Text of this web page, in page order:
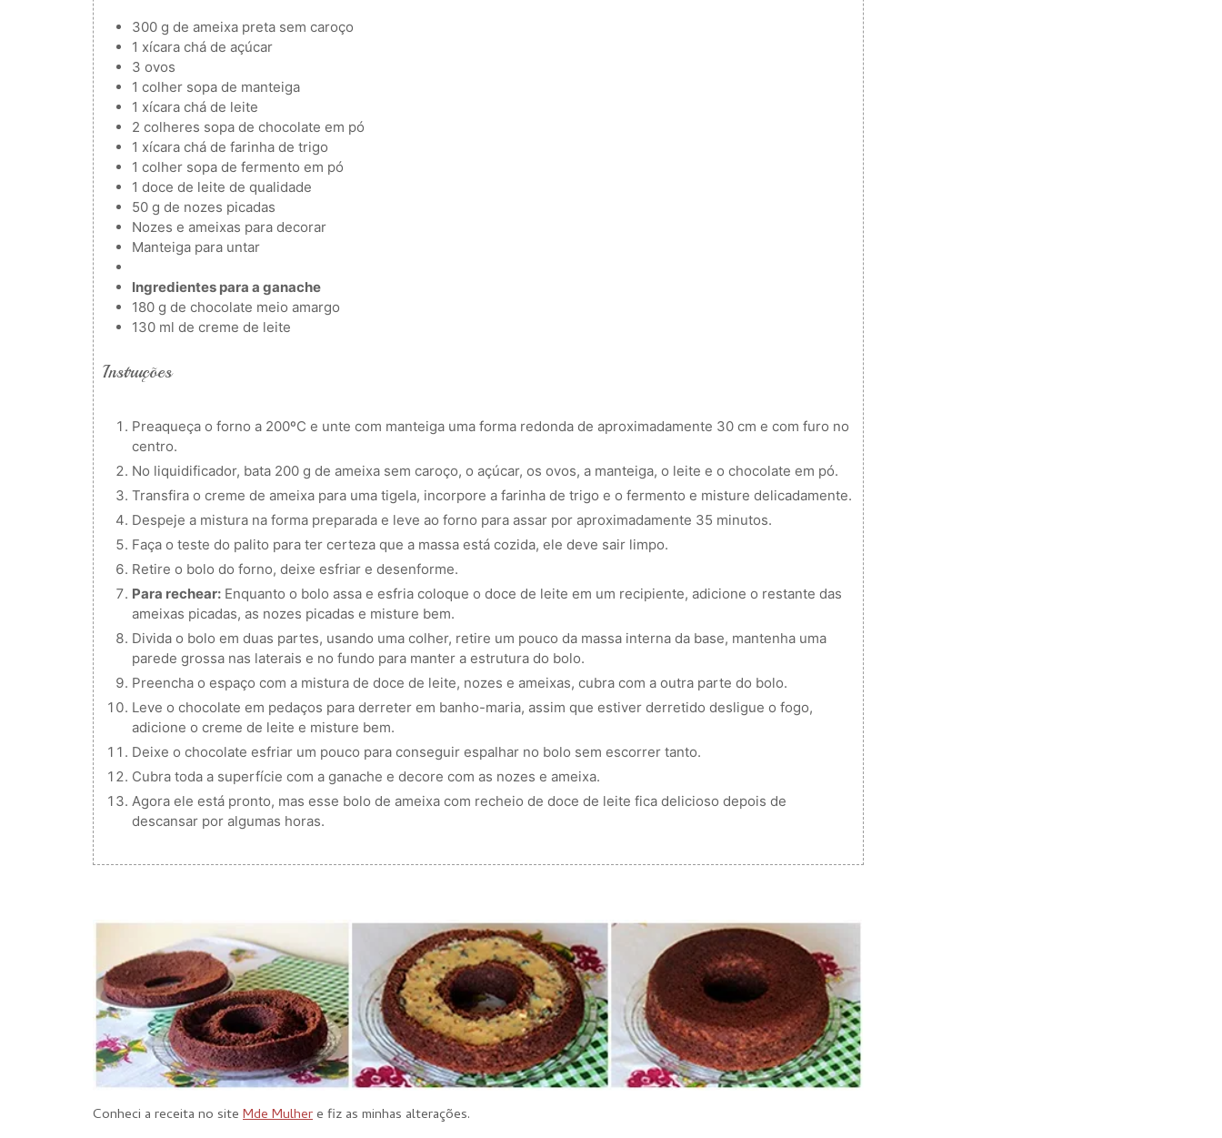
300 g de ameixa preta sem caroço
1 xícara chá de açúcar
3 ovos
1 colher sopa de manteiga
1 xícara chá de leite
2 colheres sopa de chocolate em pó
1 xícara chá de farinha de trigo
1 colher sopa de fermento em pó
1 doce de leite de qualidade
50 g de nozes picadas
Nozes e ameixas para decorar
Manteiga para untar
Ingredientes para a ganache
180 g de chocolate meio amargo
130 ml de creme de leite
Instruções
Preaqueça o forno a 200ºC e unte com manteiga uma forma redonda de aproximadamente 30 cm e com furo no
centro.
No liquidificador, bata 200 g de ameixa sem caroço, o açúcar, os ovos, a manteiga, o leite e o chocolate em pó.
Transfira o creme de ameixa para uma tigela, incorpore a farinha de trigo e o fermento e misture delicadamente.
Despeje a mistura na forma preparada e leve ao forno para assar por aproximadamente 35 minutos.
Faça o teste do palito para ter certeza que a massa está cozida, ele deve sair limpo.
Retire o bolo do forno, deixe esfriar e desenforme.
Para rechear: Enquanto o bolo assa e esfria coloque o doce de leite em um recipiente, adicione o restante das
ameixas picadas, as nozes picadas e misture bem.
Divida o bolo em duas partes, usando uma colher, retire um pouco da massa interna da base, mantenha uma
parede grossa nas laterais e no fundo para manter a estrutura do bolo.
Preencha o espaço com a mistura de doce de leite, nozes e ameixas, cubra com a outra parte do bolo.
Leve o chocolate em pedaços para derreter em banho-maria, assim que estiver derretido desligue o fogo,
adicione o creme de leite e misture bem.
Deixe o chocolate esfriar um pouco para conseguir espalhar no bolo sem escorrer tanto.
Cubra toda a superfície com a ganache e decore com as nozes e ameixa.
Agora ele está pronto, mas esse bolo de ameixa com recheio de doce de leite fica delicioso depois de
descansar por algumas horas.
Conheci a receita no site Mde Mulhere fiz as minhas alterações.